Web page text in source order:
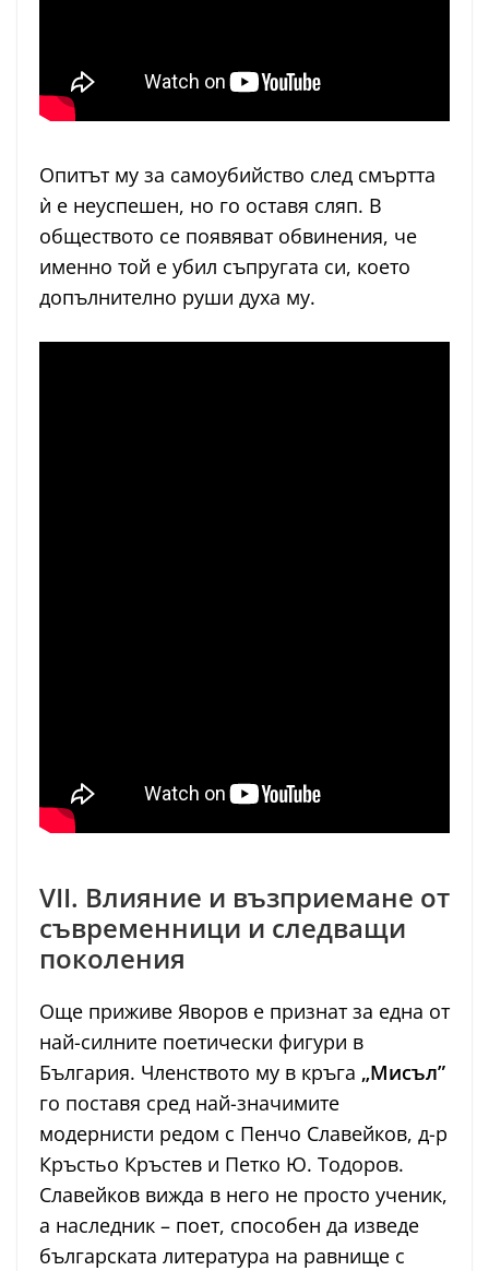
Опитът му за самоубийство след смъртта
ѝ е неуспешен, но го оставя сляп. В
обществото се появяват обвинения, че
именно той е убил съпругата си, което
допълнително руши духа му.
VII. Влияние и възприемане от
съвременници и следващи
поколения
Още приживе Яворов е признат за една от
най-силните поетически фигури в
България. Членството му в кръга „Мисъл”
го поставя сред най-значимите
модернисти редом с Пенчо Славейков, д-р
Кръстьо Кръстев и Петко Ю. Тодоров.
Славейков вижда в него не просто ученик,
а наследник – поет, способен да изведе
българската литература на равнище с